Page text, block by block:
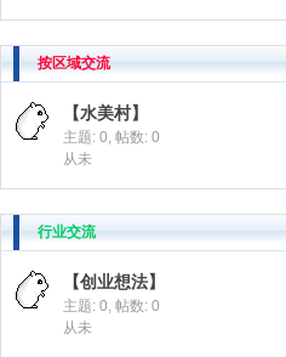
按区域交流
【水美村】
主题: 0, 帖数: 0
从未
行业交流
【创业想法】
主题: 0, 帖数: 0
从未